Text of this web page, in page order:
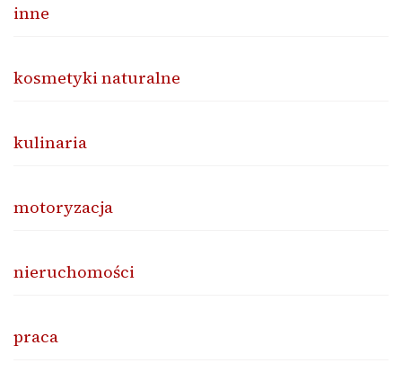
inne
kosmetyki naturalne
kulinaria
motoryzacja
nieruchomości
praca